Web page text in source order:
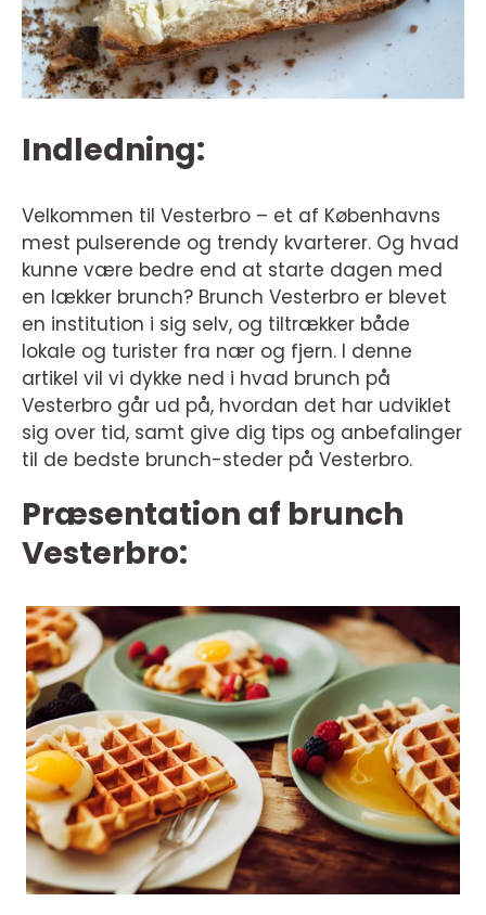
Indledning:
Velkommen til Vesterbro – et af Københavns
mest pulserende og trendy kvarterer. Og hvad
kunne være bedre end at starte dagen med
en lækker brunch? Brunch Vesterbro er blevet
en institution i sig selv, og tiltrækker både
lokale og turister fra nær og fjern. I denne
artikel vil vi dykke ned i hvad brunch på
Vesterbro går ud på, hvordan det har udviklet
sig over tid, samt give dig tips og anbefalinger
til de bedste brunch-steder på Vesterbro.
Præsentation af brunch
Vesterbro: